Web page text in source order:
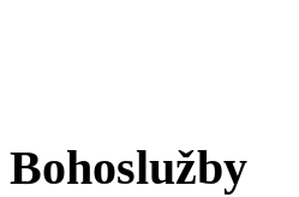
Bohoslužby